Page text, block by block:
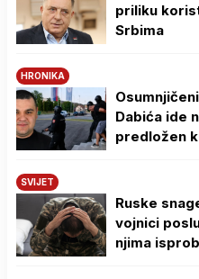
priliku
Srbima
HRONIKA
Dabića ide
predložen
SVIJET
Ruske
vojnici
njima